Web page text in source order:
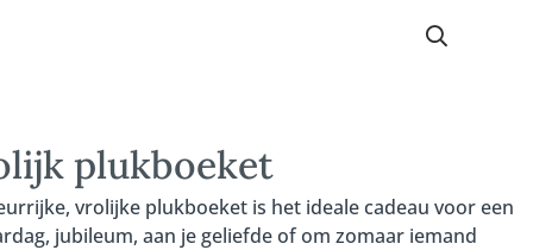
plukboeket
vrolijke plukboeket is het ideale cadeau voor een
jubileum, aan je geliefde of om zomaar iemand